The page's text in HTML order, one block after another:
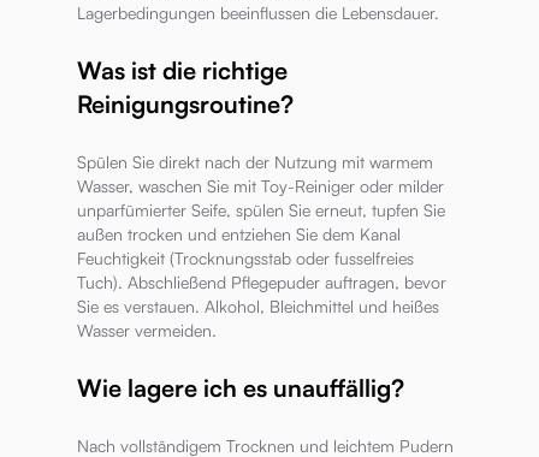
Lagerbedingungen beeinflussen die Lebensdauer.
Was ist die richtige
Reinigungsroutine?
Spülen Sie direkt nach der Nutzung mit warmem
Wasser, waschen Sie mit Toy-Reiniger oder milder
unparfümierter Seife, spülen Sie erneut, tupfen Sie
außen trocken und entziehen Sie dem Kanal
Feuchtigkeit (Trocknungsstab oder fusselfreies
Tuch). Abschließend Pflegepuder auftragen, bevor
Sie es verstauen. Alkohol, Bleichmittel und heißes
Wasser vermeiden.
Wie lagere ich es unauffällig?
Nach vollständigem Trocknen und leichtem Pudern